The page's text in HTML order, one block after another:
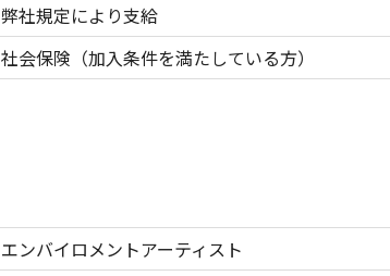
弊社規定により支給
社会保険（加入条件を満たしている方）
エンバイロメントアーティスト